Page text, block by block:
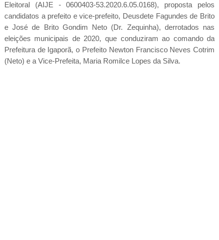
Eleitoral (AIJE - 0600403-53.2020.6.05.0168), proposta pelos
candidatos a prefeito e vice-prefeito, Deusdete Fagundes de Brito
e José de Brito Gondim Neto (Dr. Zequinha), derrotados nas
eleições municipais de 2020, que conduziram ao comando da
Prefeitura de Igaporã, o Prefeito Newton Francisco Neves Cotrim
(Neto) e a Vice-Prefeita, Maria Romilce Lopes da Silva.